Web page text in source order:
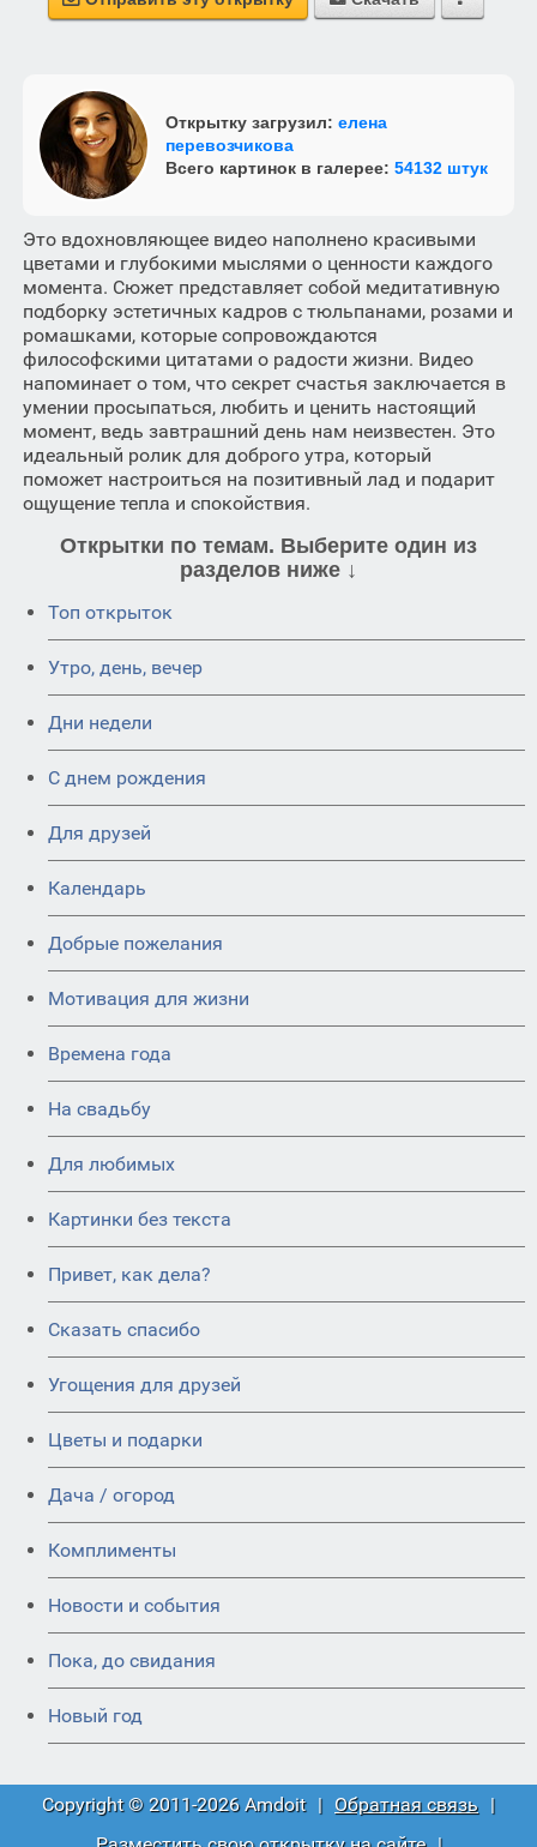
Открытку загрузил: елена
перевозчикова
Всего картинок в галерее: 54132 штук
Это вдохновляющее видео наполнено красивыми
цветами и глубокими мыслями о ценности каждого
момента. Сюжет представляет собой медитативную
подборку эстетичных кадров с тюльпанами, розами и
ромашками, которые сопровождаются
философскими цитатами о радости жизни. Видео
напоминает о том, что секрет счастья заключается в
умении просыпаться, любить и ценить настоящий
момент, ведь завтрашний день нам неизвестен. Это
идеальный ролик для доброго утра, который
поможет настроиться на позитивный лад и подарит
ощущение тепла и спокойствия.
Открытки по темам. Выберите один из
разделов ниже ↓
Топ открыток
Утро, день, вечер
Дни недели
C днем рождения
Для друзей
Календарь
Добрые пожелания
Мотивация для жизни
Времена года
На свадьбу
Для любимых
Картинки без текста
Привет, как дела?
Сказать спасибо
Угощения для друзей
Цветы и подарки
Дача / огород
Комплименты
Новости и события
Пока, до свидания
Новый год
Copyright © 2011-2026 Amdoit | Обратная связь |